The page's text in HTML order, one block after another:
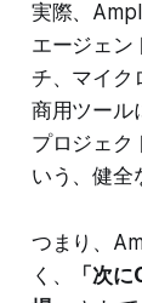
実際、
エージェン
チ、マイ
商用ツール
プロジェク
いう、健全
つまり、
く、
「次